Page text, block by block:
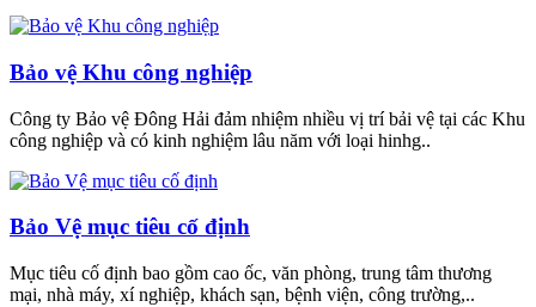
Bảo vệ Khu công nghiệp
Công ty Bảo vệ Đông Hải đảm nhiệm nhiều vị trí bải vệ tại các Khu
công nghiệp và có kinh nghiệm lâu năm với loại hinhg..
Bảo Vệ mục tiêu cố định
Mục tiêu cố định bao gồm cao ốc, văn phòng, trung tâm thương
mại, nhà máy, xí nghiệp, khách sạn, bệnh viện, công trường,..